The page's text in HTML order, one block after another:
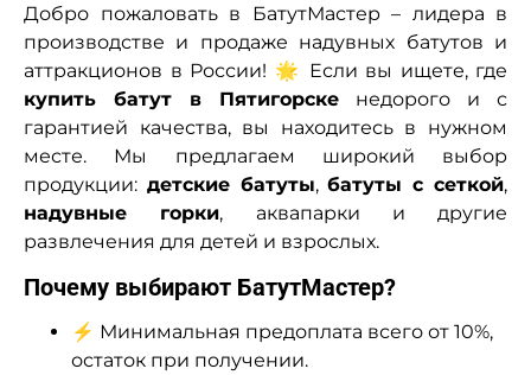
Добро пожаловать в БатутМастер – лидера в
производстве и продаже надувных батутов и
аттракционов в России! 🌟 Если вы ищете, где
купить батут в Пятигорске недорого и с
гарантией качества, вы находитесь в нужном
месте. Мы предлагаем широкий выбор
продукции: детские батуты,батуты с сеткой,
надувные горки, аквапарки и другие
развлечения для детей и взрослых.
Почему выбирают БатутМастер?
⚡ Минимальная предоплата всего от 10%,
остаток при получении.